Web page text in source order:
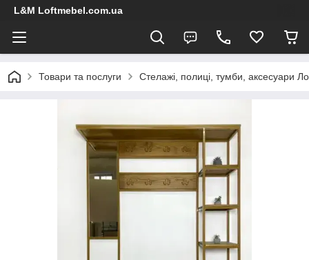
L&M Loftmebel.com.ua
Товари та послуги Стелажi, полицi, тумби, аксесуари